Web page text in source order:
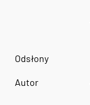
Odsłony
Autor